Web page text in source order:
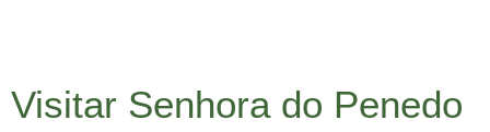
Visitar Senhora do Penedo